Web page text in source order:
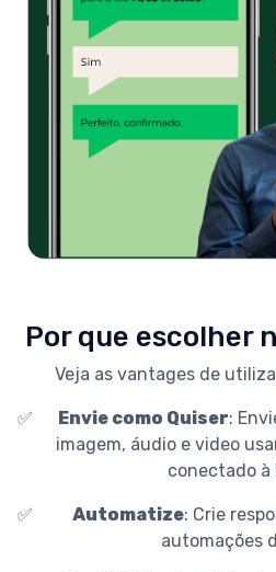
Por que escolher
Veja as vantages de
✅ Envie como Quiser:
imagem, áudio e video
conectado
✅ Automatize: Crie
automações